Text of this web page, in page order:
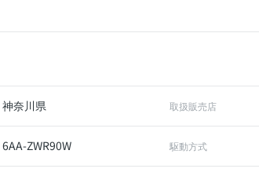
神奈川県 取扱販売店
6AA-ZWR90W 駆動方式